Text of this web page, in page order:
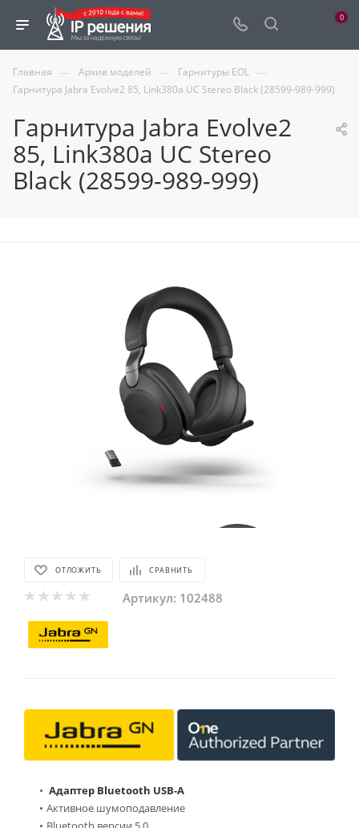
0
Главная — Архив моделей — Гарнитуры EOL —
Гарнитура Jabra Evolve2 85, Link380a UC Stereo Black (28599-989-999)
Гарнитура Jabra Evolve2
85, Link380a UC Stereo
Black (28599-989-999)
ОТЛОЖИТЬ СРАВНИТЬ
Артикул: 102488
Адаптер Bluetooth USB-A
Активное шумоподавление